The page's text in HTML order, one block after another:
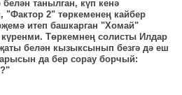
танылган, күп кенә
"Фактор 2" төркеменең кайбер
итеп башкарган "Хомай"
күренми. Төркемнең солисты Илдар
белән кызыксынып безгә дә еш
да бер сорау борчый: